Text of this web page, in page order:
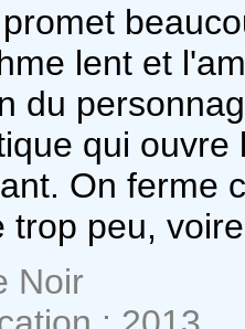
lent et
du
qui
On ferme
trop peu,
Noir